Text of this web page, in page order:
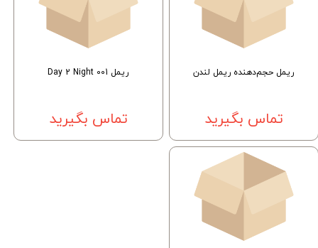
ریمل حجم‌دهنده ریمل لندن
تماس بگیرید
ریمل 001 Day 2 Night
تماس بگیرید